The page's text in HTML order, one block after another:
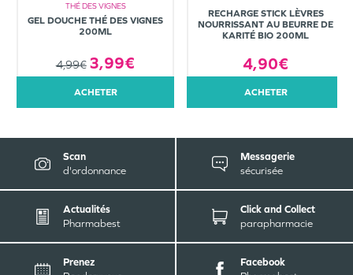
THÉ DES VIGNES
GEL DOUCHE THÉ DES VIGNES
200ML
4,99€ 3,99€
ACHETER
RECHARGE STICK LÈVRES
NOURRISSANT AU BEURRE DE
KARITÉ BIO 200ML
4,90€
ACHETER
Scan
d'ordonnance
Messagerie
sécurisée
Actualités
Pharmabest
Click and Collect
parapharmacie
Prenez
Facebook